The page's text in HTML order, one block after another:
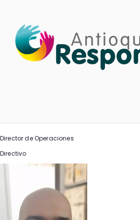
contenido
Director de Operaciones
Directivo